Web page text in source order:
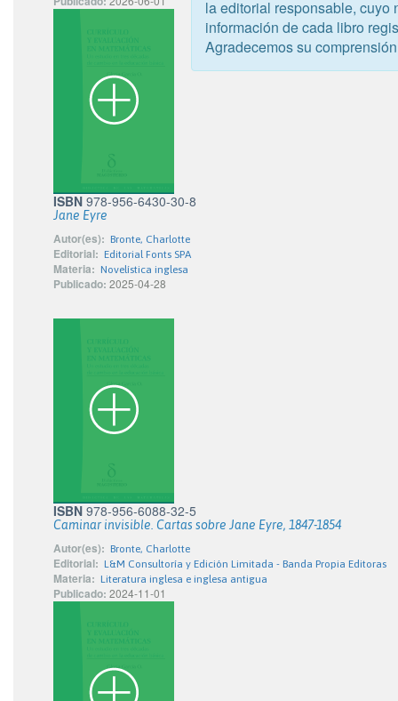
ISBN 978-956-6430-30-8
Jane Eyre
Autor(es): Bronte, Charlotte
Editorial: Editorial Fonts SPA
Materia: Novelística inglesa
Publicado: 2025-04-28
ISBN 978-956-6088-32-5
Caminar invisible. Cartas sobre Jane Eyre, 1847-1854
Autor(es): Bronte, Charlotte
Editorial: L&M Consultoría y Edición Limitada - Banda Propia Editoras
Materia: Literatura inglesa e inglesa antigua
Publicado: 2024-11-01
la editorial responsable, cuyo
información de cada libro
Agradecemos su